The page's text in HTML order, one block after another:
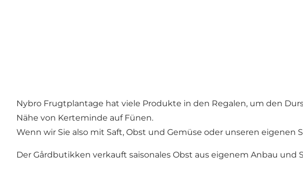
Nybro Frugtplantage hat viele Produkte in den Regalen, um den
Nähe von Kerteminde auf Fünen.
Wenn wir Sie also mit Saft, Obst und Gemüse oder unseren
Der Gårdbutikken verkauft saisonales Obst aus eigenem Anbau